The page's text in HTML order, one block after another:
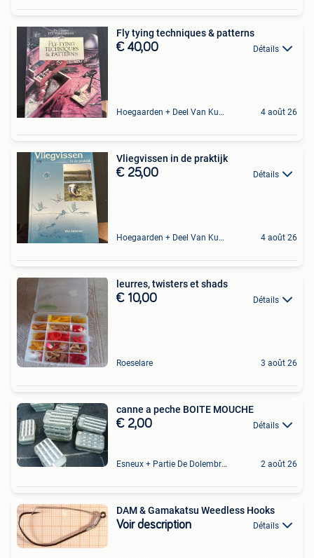
Fly tying techniques & patterns
€ 40,00 Détails
Hoegaarden + Deel Van Kumtich + Deel Van Tienen 4 août 26
Vliegvissen in de praktijk
€ 25,00 Détails
Hoegaarden + Deel Van Kumtich + Deel Van Tienen 4 août 26
leurres, twisters et shads
€ 10,00 Détails
Roeselare 3 août 26
canne a peche BOITE MOUCHE
€ 2,00 Détails
Esneux + Partie De Dolembreux 2 août 26
DAM & Gamakatsu Weedless Hooks
Voir description Détails